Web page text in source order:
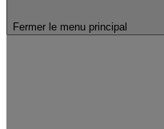
Fermer le menu principal